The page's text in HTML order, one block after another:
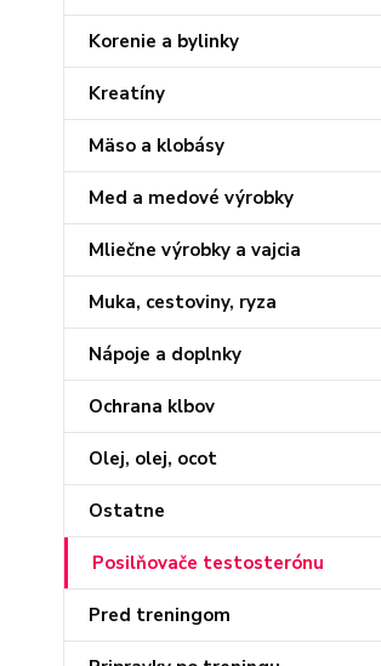
Korenie a bylinky
Kreatíny
Mäso a klobásy
Med a medové výrobky
Mliečne výrobky a vajcia
Muka, cestoviny, ryza
Nápoje a doplnky
Ochrana klbov
Olej, olej, ocot
Ostatne
Posilňovače testosterónu
Pred treningom